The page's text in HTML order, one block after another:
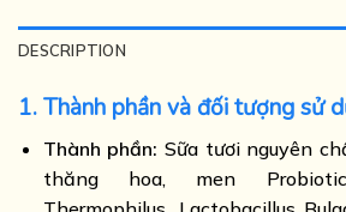
DESCRIPTION
1. Thành phần và đối tượng sử
Thành phần: Sữa tươi nguyên
thăng hoa, men